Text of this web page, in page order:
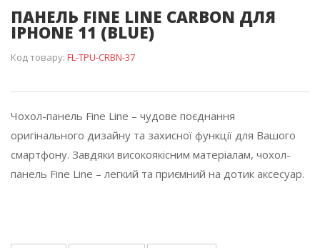
ПАНЕЛЬ FINE LINE CARBON ДЛЯ
IPHONE 11 (BLUE)
Код товару: FL-TPU-CRBN-37
Чохол-панель Fine Line – чудове поєднання
оригінального дизайну та захисної функції для Вашого
смартфону. Завдяки високоякісним матеріалам, чохол-
панель Fine Line – легкий та приємний на дотик аксесуар.